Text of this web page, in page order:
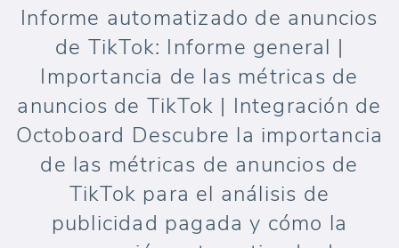
Informe automatizado de anuncios
de TikTok: Informe general |
Importancia de las métricas de
anuncios de TikTok | Integración de
Octoboard Descubre la importancia
de las métricas de anuncios de
TikTok para el análisis de
publicidad pagada y cómo la